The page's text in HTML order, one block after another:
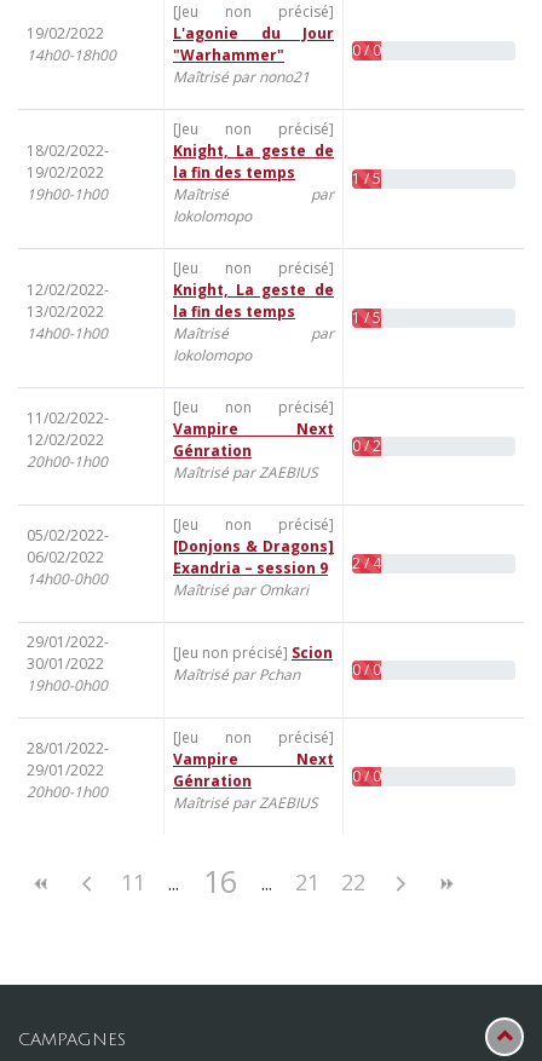
19/02/2022
14h00-18h00
[Jeu non précisé]
L'agonie du Jour
"Warhammer"
Maîtrisé par nono21
0 / 0
18/02/2022-
19/02/2022
19h00-1h00
[Jeu non précisé]
Knight, La geste de
la fin des temps
Maîtrisé par
Iokolomopo
1 / 5
12/02/2022-
13/02/2022
14h00-1h00
[Jeu non précisé]
Knight, La geste de
la fin des temps
Maîtrisé par
Iokolomopo
1 / 5
11/02/2022-
12/02/2022
20h00-1h00
[Jeu non précisé]
Vampire Next
Génration
Maîtrisé par ZAEBIUS
0 / 2
05/02/2022-
06/02/2022
14h00-0h00
[Jeu non précisé]
[Donjons & Dragons]
Exandria – session 9
Maîtrisé par Omkari
2 / 4
29/01/2022-
30/01/2022
19h00-0h00
[Jeu non précisé] Scion
Maîtrisé par Pchan
0 / 0
28/01/2022-
29/01/2022
20h00-1h00
[Jeu non précisé]
Vampire Next
Génration
Maîtrisé par ZAEBIUS
0 / 0
11 16 21 22
CAMPAGNES